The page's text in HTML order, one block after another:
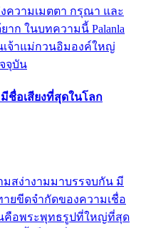
วามเมตตา กรุณา และ
ก ในบทความนี้ Palanla
เจ้าแม่กวนอิมองค์ใหญ่
จุบัน
ชื่อเสียงที่สุดในโลก
สง่างามมาบรรจบกัน มี
ยขีดจำกัดของความเชื่อ
คือพระพุทธรูปที่ใหญ่ที่สุด